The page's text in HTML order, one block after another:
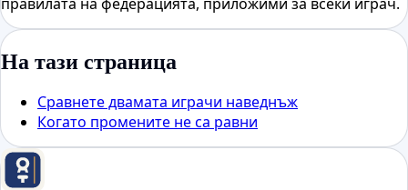
На тази страница
Сравнете двамата играчи наведнъж
Когато промените не са равни